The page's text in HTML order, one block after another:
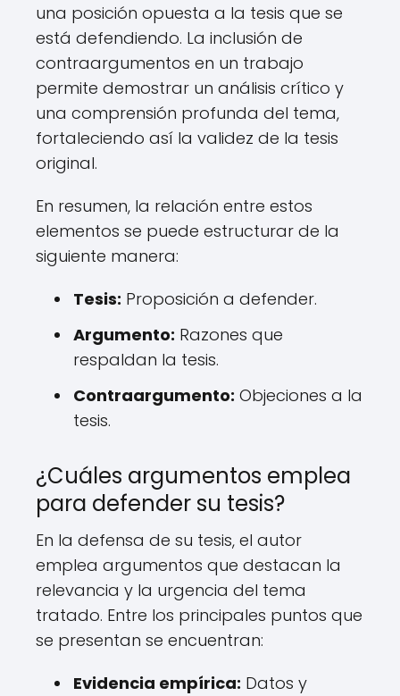
una posición opuesta a la tesis que se
está defendiendo. La inclusión de
contraargumentos en un trabajo
permite demostrar un análisis crítico y
una comprensión profunda del tema,
fortaleciendo así la validez de la tesis
original.
En resumen, la relación entre estos
elementos se puede estructurar de la
siguiente manera:
Tesis: Proposición a defender.
Argumento: Razones que
respaldan la tesis.
Contraargumento: Objeciones a la
tesis.
¿Cuáles argumentos emplea
para defender su tesis?
En la defensa de su tesis, el autor
emplea argumentos que destacan la
relevancia y la urgencia del tema
tratado. Entre los principales puntos que
se presentan se encuentran:
Evidencia empírica: Datos y